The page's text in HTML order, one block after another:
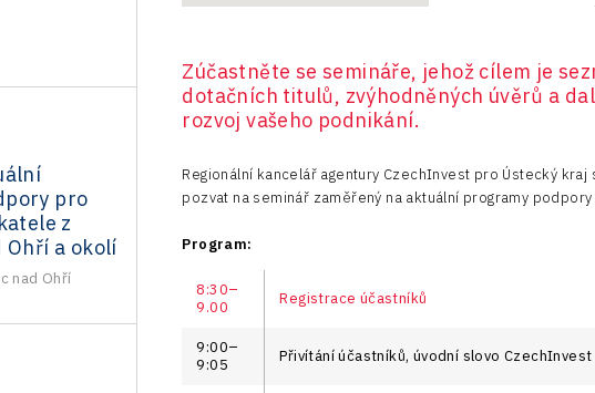
pro
z
Ohří a okolí
nad Ohří
Zúčastněte se semináře, jehož cílem je
dotačních titulů, zvýhodněných úvěrů a
rozvoj vašeho podnikání.
Regionální kancelář agentury CzechInvest pro Ústecký
pozvat na seminář zaměřený na aktuální programy
Program:
8:30–
9.00
Registrace účastníků
9:00–
9:05
Přivítání účastníků, úvodní slovo CzechInvest